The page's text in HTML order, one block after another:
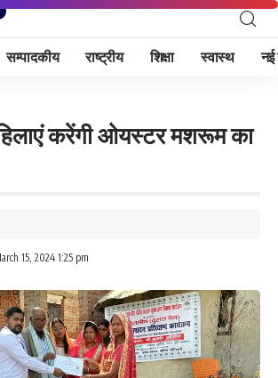
सम्पादकीय राष्ट्रीय शिक्षा स्वास्थ नई
करेंगी ओयस्टर मशरूम का
15, 2024 1:25 pm